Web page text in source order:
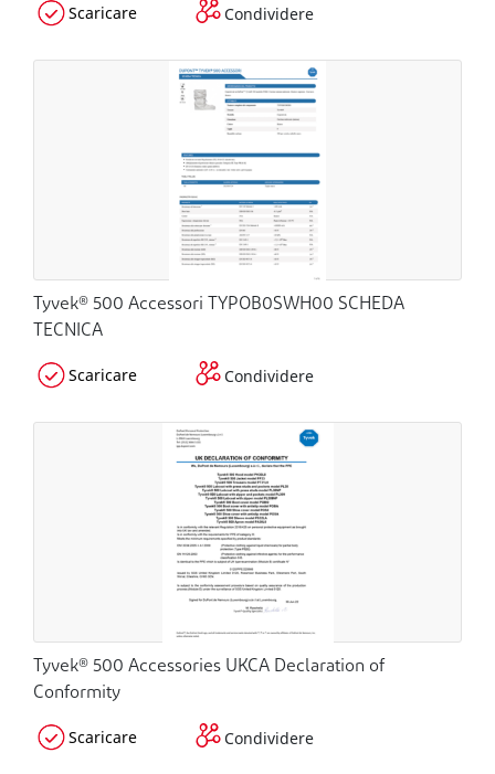
Scaricare Condividere
Tyvek® 500 Accessori TYPOB0SWH00 SCHEDA
TECNICA
Scaricare Condividere
Tyvek® 500 Accessories UKCA Declaration of
Conformity
Scaricare Condividere